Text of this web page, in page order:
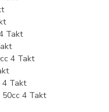
Takt
4 Takt
4 Takt
50cc 4 Takt